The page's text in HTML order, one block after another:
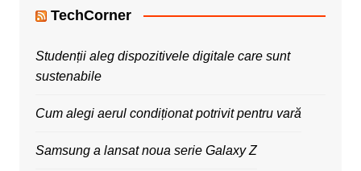
TechCorner
Studenții aleg dispozitivele digitale care sunt
sustenabile
Cum alegi aerul condiționat potrivit pentru vară
Samsung a lansat noua serie Galaxy Z